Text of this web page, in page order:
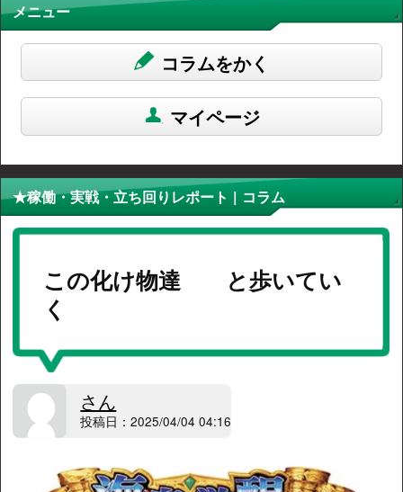
メニュー
コラムをかく
マイページ
★稼働・実戦・立ち回りレポート | コラム
この化け物達 と歩いてい
く
さん
投稿日：2025/04/04 04:16